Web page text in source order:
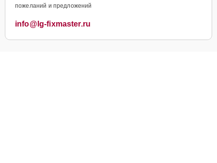
пожеланий и предложений
info@lg-fixmaster.ru